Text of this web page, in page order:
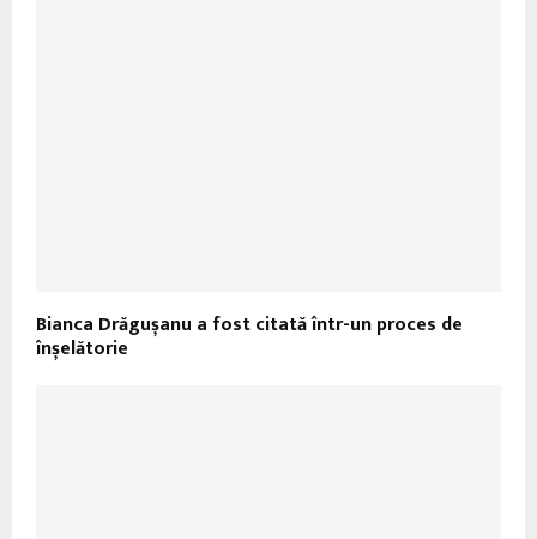
Bianca Drăgușanu a fost citată într-un proces de
înșelătorie